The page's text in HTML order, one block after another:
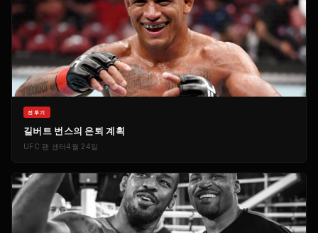
전투기
길버트 번스의 은퇴 계획
UFC 팬 센터4월 24일